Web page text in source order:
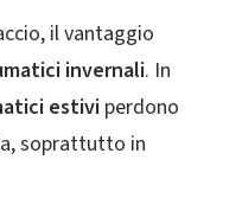
il vantaggio
invernali. In
estiviperdono
soprattutto in